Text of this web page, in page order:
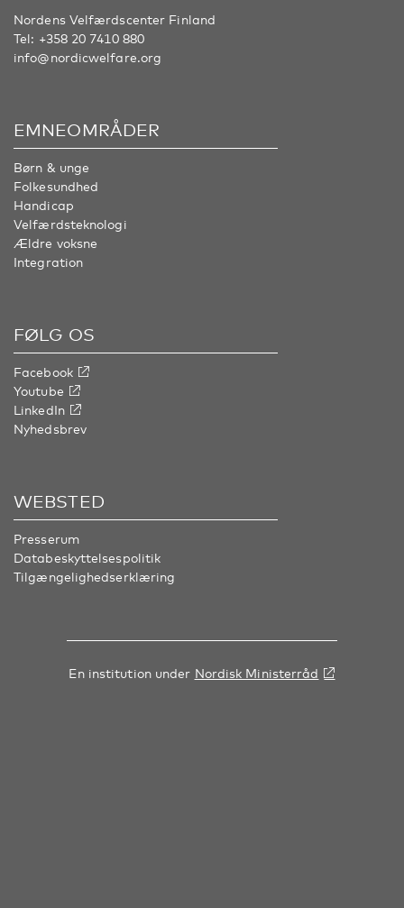
Nordens Velfærdscenter Finland
Tel: +358 20 7410 880
info@nordicwelfare.org
EMNEOMRÅDER
Børn & unge
Folkesundhed
Handicap
Velfærdsteknologi
Ældre voksne
Integration
FØLG OS
Facebook
Youtube
LinkedIn
Nyhedsbrev
WEBSTED
Presserum
Databeskyttelsespolitik
Tilgængelighedserklæring
En institution under Nordisk Ministerråd